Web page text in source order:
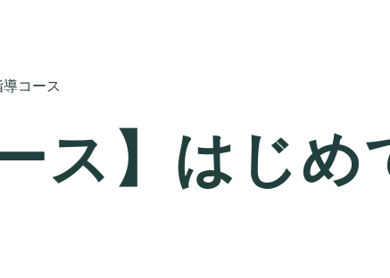
コース
ス】はじ